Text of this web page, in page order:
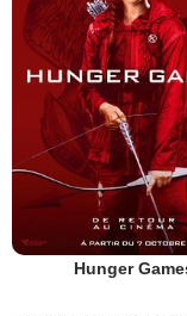
Hunger